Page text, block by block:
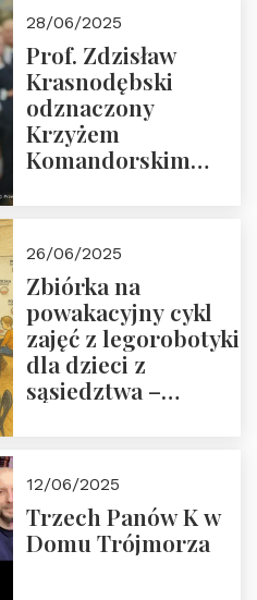
28/06/2025
Prof. Zdzisław
Krasnodębski
odznaczony
Krzyżem
Komandorskim
26/06/2025
Zbiórka na
powakacyjny cykl
zajęć z legorobotyki
dla dzieci z
sąsiedztwa –
Fundacji
12/06/2025
Trzech Panów K w
Domu Trójmorza